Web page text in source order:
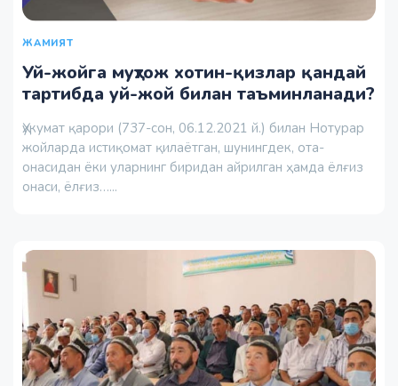
ЖАМИЯТ
Уй-жойга муҳтож хотин-қизлар қандай
тартибда уй-жой билан таъминланади?
Ҳукумат қарори (737-сон, 06.12.2021 й.) билан Нотурар
жойларда истиқомат қилаётган, шунингдек, ота-
онасидан ёки уларнинг биридан айрилган ҳамда ёлғиз
онаси, ёлғиз…...